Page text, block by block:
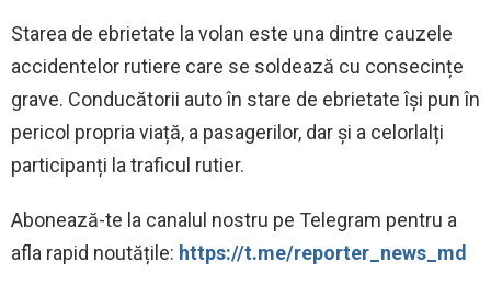
Starea de ebrietate la volan este una dintre cauzele
accidentelor rutiere care se soldează cu consecințe
grave. Conducătorii auto în stare de ebrietate își pun în
pericol propria viață, a pasagerilor, dar și a celorlalți
participanți la traficul rutier.
Abonează-te la canalul nostru pe Telegram pentru a
afla rapid noutățile: https://t.me/reporter_news_md